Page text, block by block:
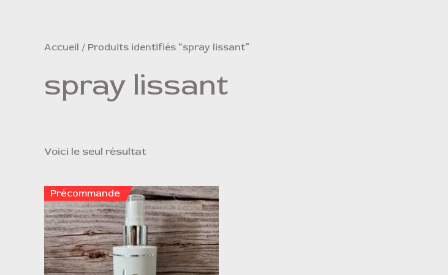
Accueil / Produits identifiés “spray lissant”
spray lissant
Voici le seul résultat
Précommande